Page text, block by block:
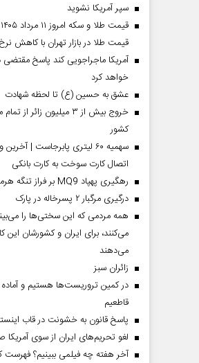
سپر آمریکا نشوید
قیمت طلا در بازار تهران با کاهش
آمریکا ماجراجویی کند پاسخ مقتضی
خواهد کرد
عشق به حسین (ع) تا لحظه شهادت
خروج بیش از ۳ میلیون زائر از
کشور
سهمیه ۶۰ لیتری پابرجاست |
اتصال کارت سوخت به کارت بانکی
رهگیری پهپاد MQ9 بر فراز تنگه هرمز
درگیری مرگبار ۲ پسرخاله در پارک
همه مردمی که این سختی‌ها را
می‌کنند، برای ایران و کشورشان این
می‌دهند
‌زائران سبز
در کمین تروریست‌ها هستیم و
قاطعیم
پاسخ قانون به خشونت در قاب
لغو تحریم‌های ایران از سوی
آخر هفته چه فیلمی ببینیم؟ فهرست